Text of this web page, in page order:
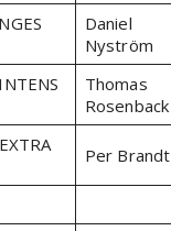
Daniel
Nyström
Thomas
Rosenback
Per Brandt